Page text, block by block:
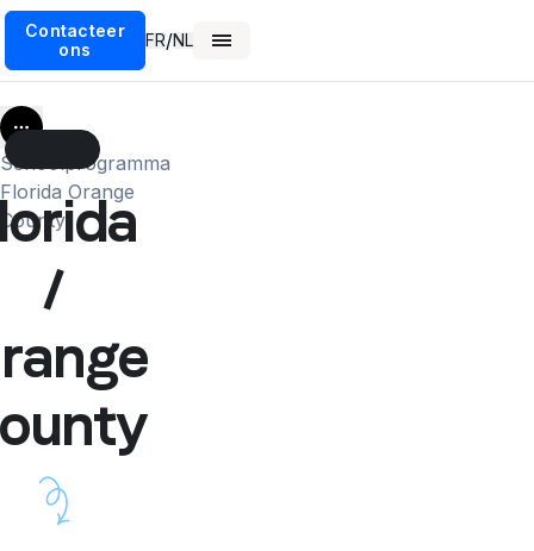
Contacteer
ons
FR/NL
Schoolprogramma
Florida Orange
County
/